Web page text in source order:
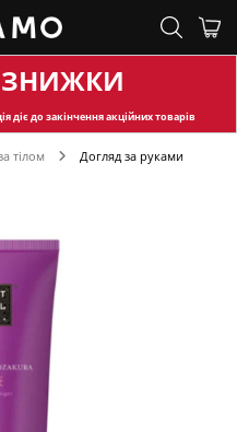
ЗНИЖКИ
діє до закінчення акційних товарів
тілом Догляд за руками